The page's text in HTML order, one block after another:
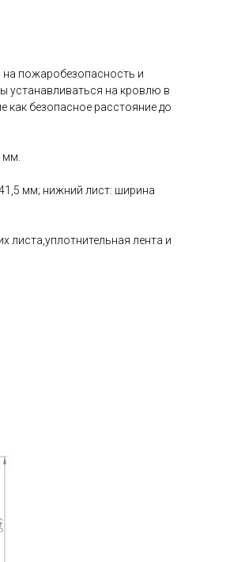
пожаробезопасность и
устанавливаться на кровлю в
как безопасное расстояние до
мм.
мм; нижний лист: ширина
листа,уплотнительная лента и